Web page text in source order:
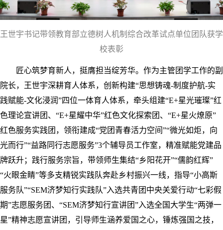
王世宇书记带领教育部立德树人机制综合改革试点单位团队获学
校表彰
匠心筑梦育新人，挺膺担当绽芳华。作为主管团学工作的副
院长，王世宇深耕育人体系，创新构建“思想铸魂-制度护航-实
践赋能-文化浸润”四位一体育人体系，牵头组建“E+星光璀璨”红
色理论宣讲团、“E+星耀中华”红色文化探索团、“E+星火燎原”
红色服务实践团，领衔建成“党团青春活力空间”“微光如炬，向
光而行”“益路同行志愿服务”3个辅导员工作室，精准赋能党建品
牌跃升；践行服务宗旨，带领师生集结“乡阳花开”“儒韵红辉”
“火眼金睛”等多支精锐实践队奔赴乡村振兴一线，指导“小高斯
服务队”“SEM济梦知行实践队”入选共青团中央关爱行动“七彩假
期”志愿服务团、“SEM济梦知行宣讲团”入选全国大学生“两弹一
星”精神志愿宣讲团，引导师生涵养爱国之心，锤炼强国之技，